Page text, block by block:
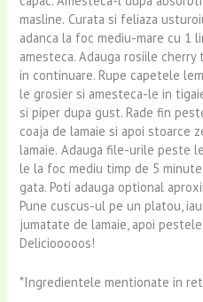
masline. Curata si feliaza
adanca la foc mediu-mare cu 1
amesteca. Adauga rosiile
in continuare. Rupe capetele
le grosier si amesteca-le in
si piper dupa gust. Rade fin
coaja de lamaie si apoi stoarce
lamaie. Adauga file-urile peste
le la foc mediu timp de 5
gata. Poti adauga optional
Pune cuscus-ul pe un platou,
jumatate de lamaie, apoi
Deliciooooos!
*Ingredientele mentionate in